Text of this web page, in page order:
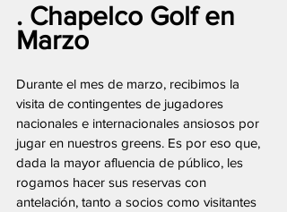
. Chapelco Golf en
Marzo
Durante el mes de marzo, recibimos la
visita de contingentes de jugadores
nacionales e internacionales ansiosos por
jugar en nuestros greens. Es por eso que,
dada la mayor afluencia de público, les
rogamos hacer sus reservas con
antelación, tanto a socios como visitantes